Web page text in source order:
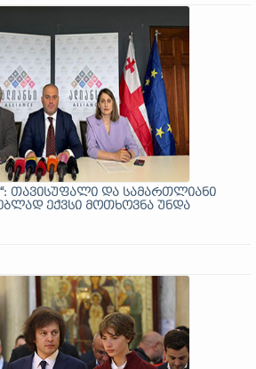
თავისუფალი და სამართლიანი
ექვსი მოთხოვნა უნდა